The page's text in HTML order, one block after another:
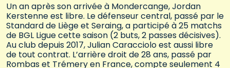
Un an après son arrivée à Mondercange, Jordan
Kerstenne est libre. Le défenseur central, passé par le
Standard de Liège et Seraing, a participé à 25 matchs
de BGL Ligue cette saison (2 buts, 2 passes décisives).
Au club depuis 2017, Julian Caracciolo est aussi libre
de tout contrat. L’arrière droit de 28 ans, passé par
Rombas et Trémery en France, compte seulement 4